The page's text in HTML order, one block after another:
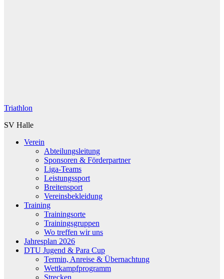
Triathlon
SV Halle
Verein
Abteilungsleitung
Sponsoren & Förderpartner
Liga-Teams
Leistungssport
Breitensport
Vereinsbekleidung
Training
Trainingsorte
Trainingsgruppen
Wo treffen wir uns
Jahresplan 2026
DTU Jugend & Para Cup
Termin, Anreise & Übernachtung
Wettkampfprogramm
Strecken